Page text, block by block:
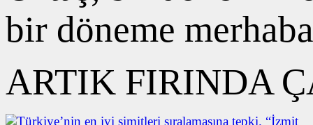
bir döneme
ARTIK FIRINDA